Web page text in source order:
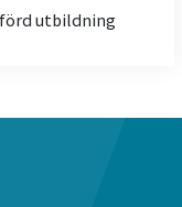
utbildning